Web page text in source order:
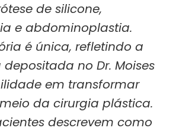
de silicone,
e abdominoplastia.
é única, refletindo a
no Dr. Moises
em transformar
da cirurgia plástica.
descrevem como